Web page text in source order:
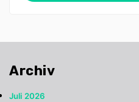
Archiv
Juli 2026